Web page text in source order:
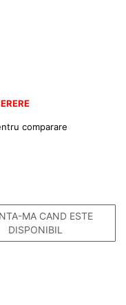
comparare
MA CAND ESTE
DISPONIBIL